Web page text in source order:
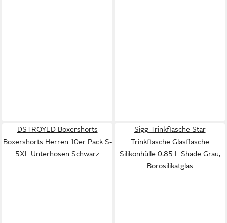
DSTROYED Boxershorts
Boxershorts Herren 10er Pack S-
5XL Unterhosen Schwarz
Sigg Trinkflasche Star
Trinkflasche Glasflasche
Silikonhülle 0.85 L Shade Grau,
Borosilikatglas